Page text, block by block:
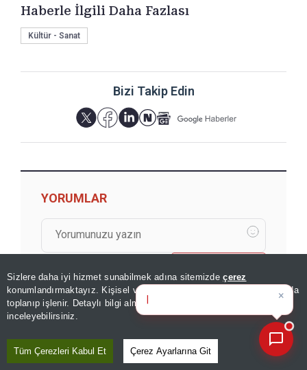
Sizlere daha iyi hizmet sunabilmek adına sitemizdeçerez
konumlandırmaktayız. Kişisel verileriniz, KVKK ve GDPR kapsamında
toplanıp işlenir. Detaylı bilgi almak için
inceleyebilirsiniz.
Tüm Çerezleri Kabul Et Çerez Ayarlarına Git
Haberle İlgili Daha Fazlası
Kültür - Sanat
Bizi Takip Edin
YORUMLAR
×
Bugünkü yazarların köşe